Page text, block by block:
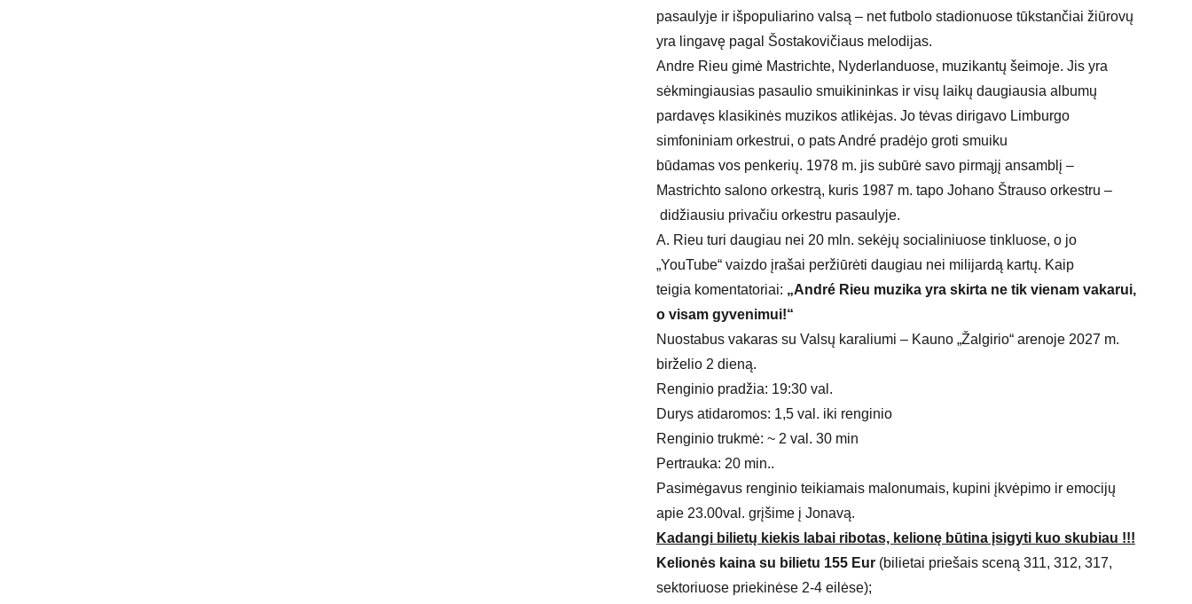
pasaulyje ir išpopuliarino valsą – net futbolo stadionuose tūkstančiai žiūrovų
yra lingavę pagal Šostakovičiaus melodijas.
Andre Rieu gimė Mastrichte, Nyderlanduose, muzikantų šeimoje. Jis yra
sėkmingiausias pasaulio smuikininkas ir visų laikų daugiausia albumų
pardavęs klasikinės muzikos atlikėjas. Jo tėvas dirigavo Limburgo
simfoniniam orkestrui, o pats André pradėjo groti smuiku
būdamas vos penkerių. 1978 m. jis subūrė savo pirmąjį ansamblį –
Mastrichto salono orkestrą, kuris 1987 m. tapo Johano Štrauso orkestru –
didžiausiu privačiu orkestru pasaulyje.
A. Rieu turi daugiau nei 20 mln. sekėjų socialiniuose tinkluose, o jo
„YouTube“ vaizdo įrašai peržiūrėti daugiau nei milijardą kartų. Kaip
teigia komentatoriai: „André Rieu muzika yra skirta ne tik vienam vakarui,
o visam gyvenimui!“
Nuostabus vakaras su Valsų karaliumi – Kauno „Žalgirio“ arenoje 2027 m.
birželio 2 dieną.
Renginio pradžia: 19:30 val.
Durys atidaromos: 1,5 val. iki renginio
Renginio trukmė: ~ 2 val. 30 min
Pertrauka: 20 min..
Pasimėgavus renginio teikiamais malonumais, kupini įkvėpimo ir emocijų
apie 23.00val. grįšime į Jonavą.
Kadangi bilietų kiekis labai ribotas, kelionę būtina įsigyti kuo skubiau !!!
Kelionės kaina su bilietu 155 Eur (bilietai priešais sceną 311, 312, 317,
sektoriuose priekinėse 2-4 eilėse);